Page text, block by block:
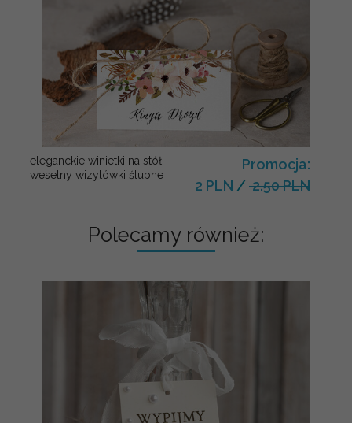
eleganckie winietki na stół
weselny wizytówki ślubne
Promocja:
2 PLN / 2.50 PLN
Polecamy również: